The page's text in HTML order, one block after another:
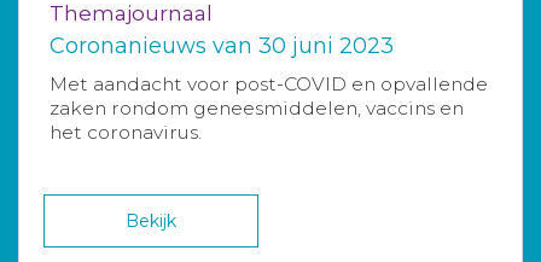
Themajournaal
Coronanieuws van 30 juni 2023
Met aandacht voor post-COVID en opvallende
zaken rondom geneesmiddelen, vaccins en
het coronavirus.
Bekijk